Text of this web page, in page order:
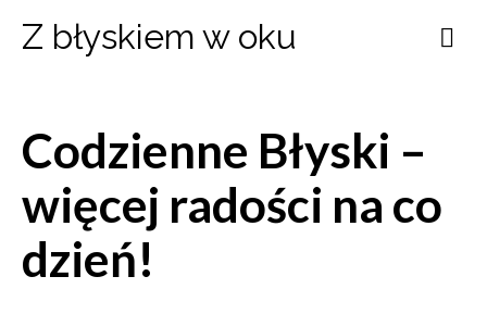
Z błyskiem w oku
Codzienne Błyski –
więcej radości na co
dzień!